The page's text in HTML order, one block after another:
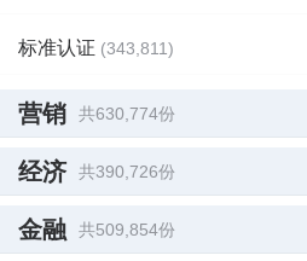
标准认证 (343,811)
营销 共630,774份
经济 共390,726份
金融 共509,854份